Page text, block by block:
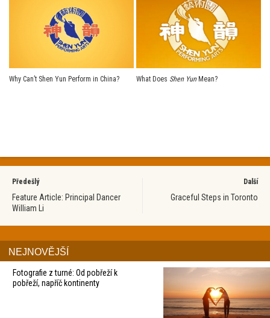
Why Can’t Shen Yun Perform in China? What Does Shen YunMean?
Předešlý
Feature Article: Principal Dancer
William Li
Další
Graceful Steps in Toronto
NEJNOVĚJŠÍ
Fotografie z turné: Od pobřeží k
pobřeží, napříč kontinenty